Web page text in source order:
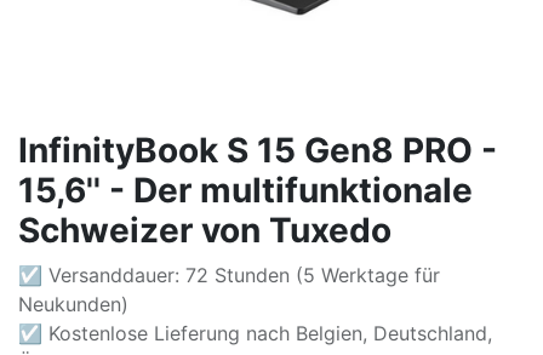
InfinityBook S 15 Gen8 PRO -
15,6'' - Der multifunktionale
Schweizer von Tuxedo
☑ Versanddauer: 72 Stunden (5 Werktage für
Neukunden)
☑ Kostenlose Lieferung nach Belgien, Deutschland,